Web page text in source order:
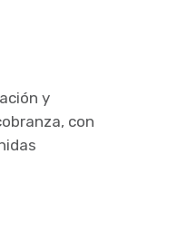
y
con